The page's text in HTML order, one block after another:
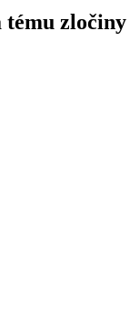
zločiny